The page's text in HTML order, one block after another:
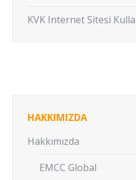
KVK Internet Sitesi
HAKKIMIZDA
Hakkımızda
EMCC Global